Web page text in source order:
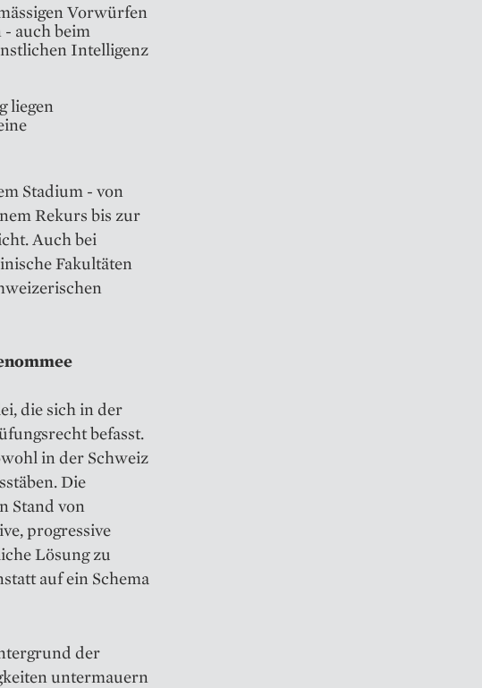
Vorwürfen
auch beim
Intelligenz
liegen
Stadium - von
Rekurs bis zur
Auch bei
Fakultäten
die sich in der
befasst.
in der Schweiz
Die
Stand von
progressive
Lösung zu
auf ein Schema
der
untermauern